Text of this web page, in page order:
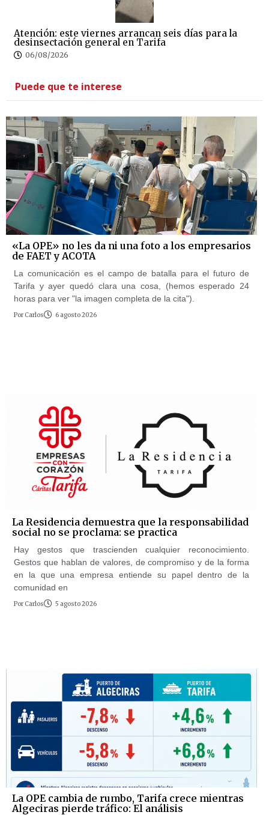
Atención: este viernes arrancan seis días para la
desinsectación general en Tarifa
06/08/2026
Puede que te interese
«La OPE» no les da ni una foto a los empresarios
de FAET y ACOTA
La comunicación es el campo de batalla para el futuro de
Tarifa y ayer quedó clara una cosa, (hemos esperado 24
horas para ver "la imagen completa de la cita").
Por Carlos 6 agosto 2026
La Residencia demuestra que la responsabilidad
social no se proclama: se practica
Hay gestos que trascienden cualquier reconocimiento.
Gestos que hablan de valores, de compromiso y de la forma
en la que una empresa entiende su papel dentro de la
comunidad en
Por Carlos 5 agosto 2026
La OPE cambia de rumbo, Tarifa crece mientras
Algeciras pierde tráfico: El análisis